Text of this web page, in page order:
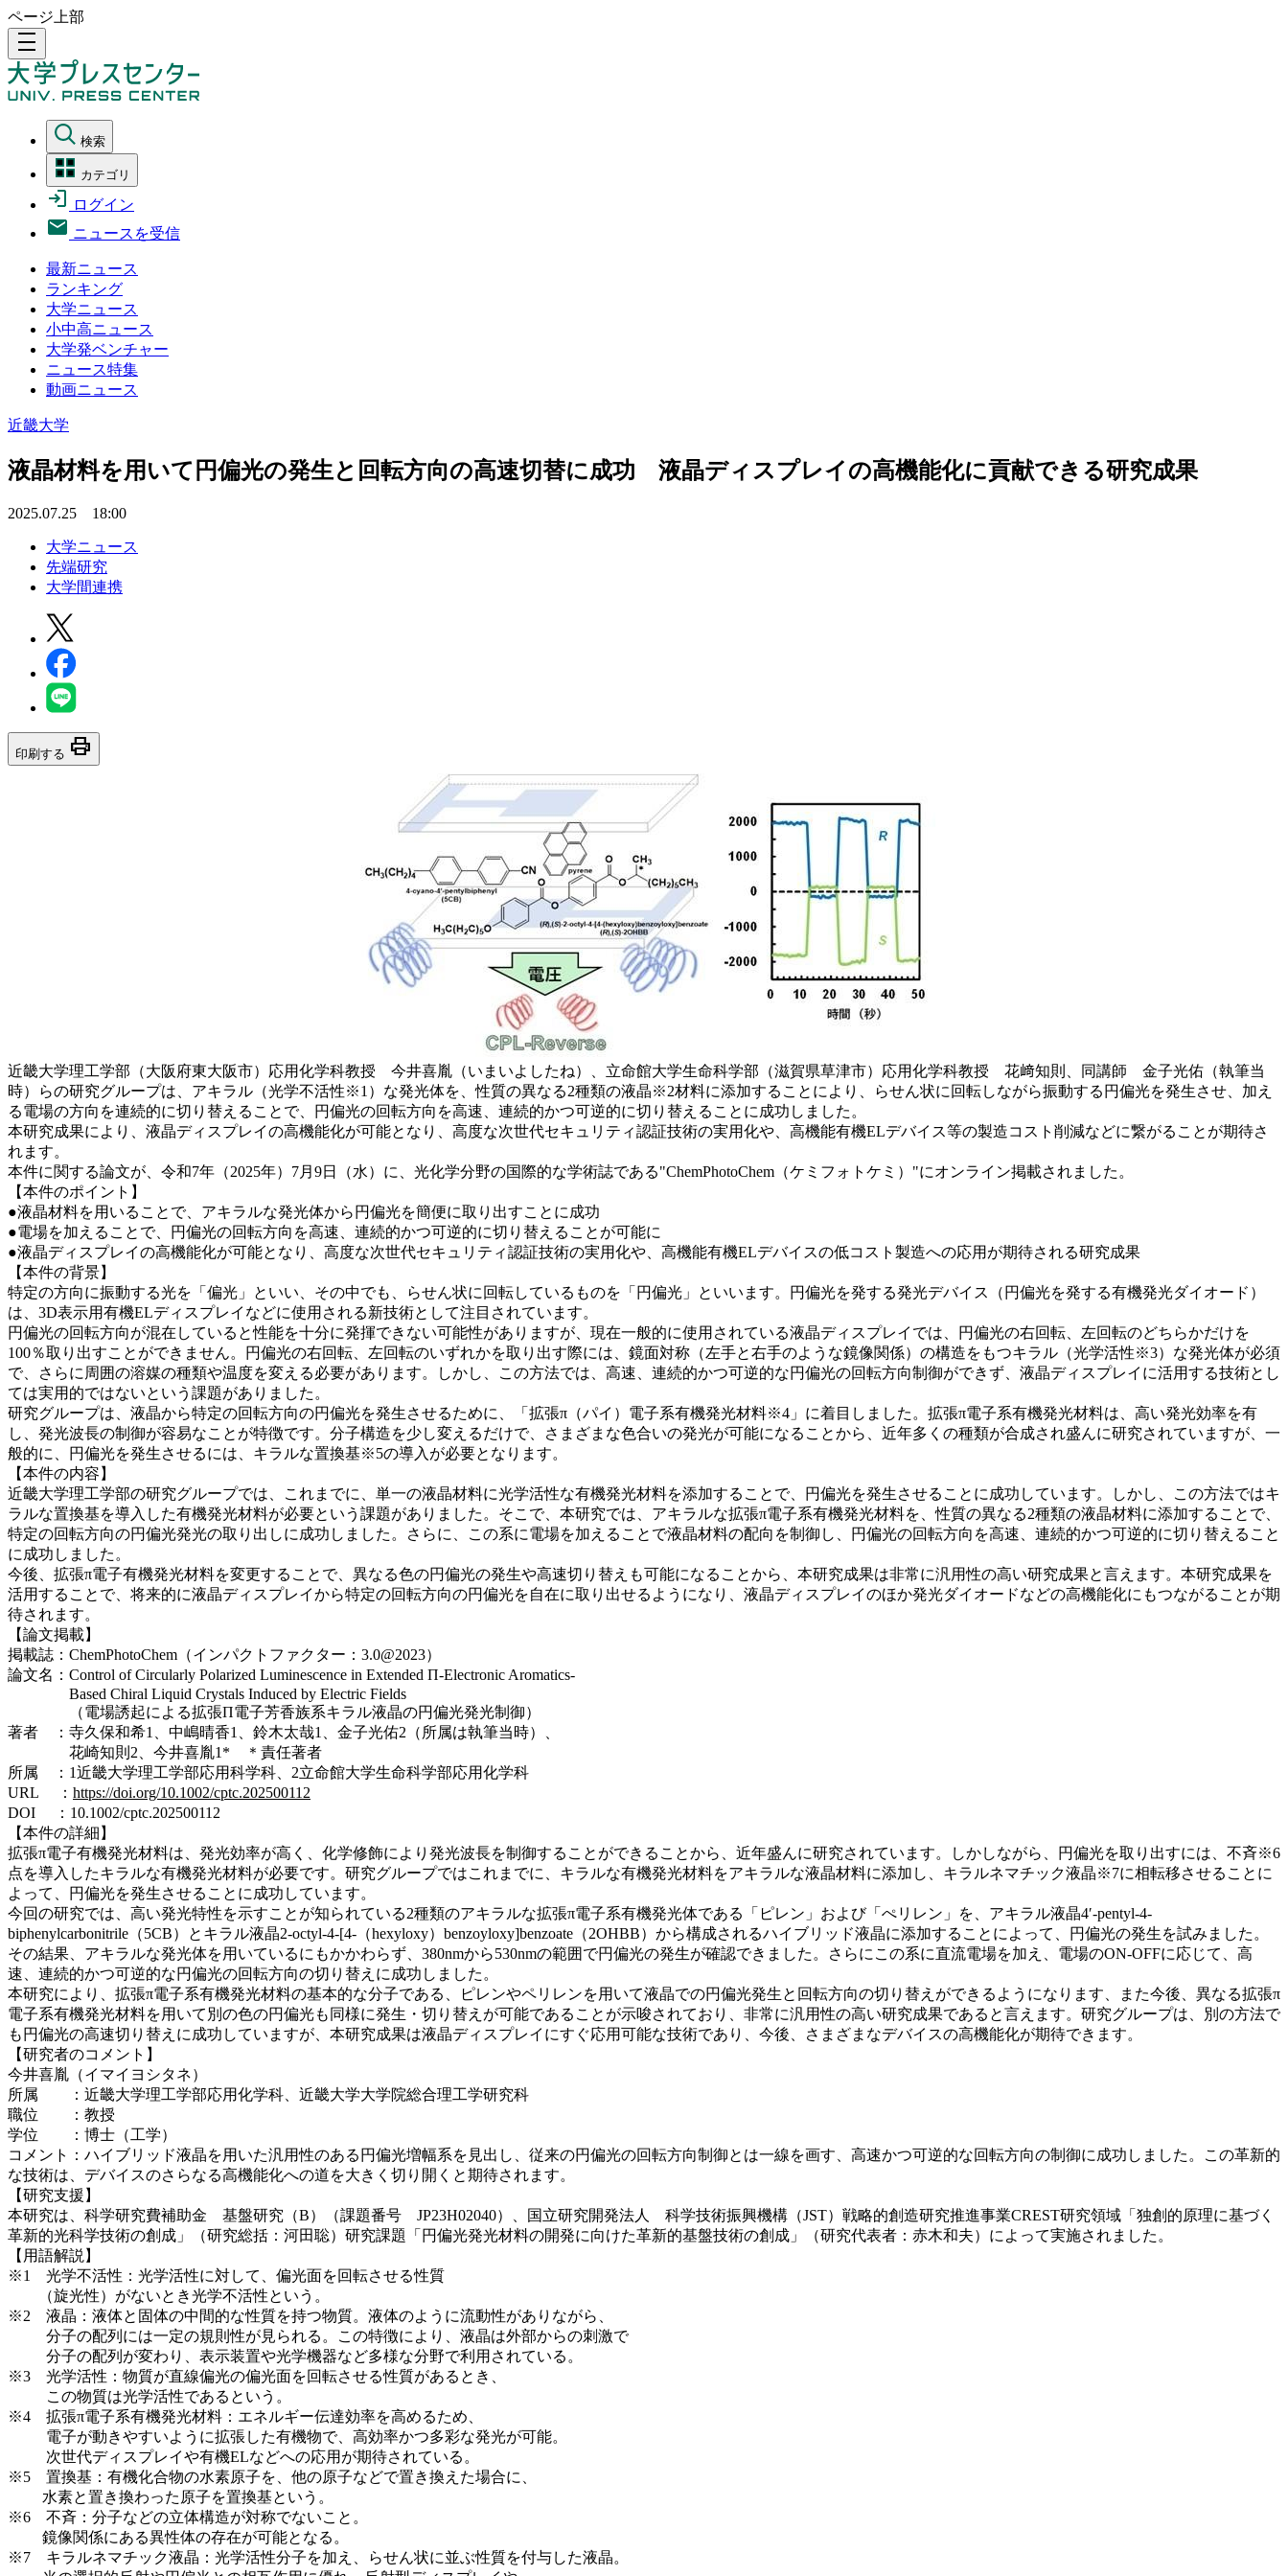
ページ上部
density_medium
検索
カテゴリ
ログイン
ニュースを受信
最新ニュース
ランキング
大学ニュース
小中高ニュース
大学発ベンチャー
ニュース特集
動画ニュース
近畿大学
液晶材料を用いて円偏光の発生と回転方向の高速切替に成功 液晶ディスプレイの高機能化に貢献できる研究成果
2025.07.25 18:00
大学ニュース
先端研究
大学間連携
印刷する print
近畿大学理工学部（大阪府東大阪市）応用化学科教授 今井喜胤（いまいよしたね）、立命館大学生命科学部（滋賀県草津市）応用化学科教授 花﨑知則、同講師 金子光佑（執筆当
時）らの研究グループは、アキラル（光学不活性※1）な発光体を、性質の異なる2種類の液晶※2材料に添加することにより、らせん状に回転しながら振動する円偏光を発生させ、加え
る電場の方向を連続的に切り替えることで、円偏光の回転方向を高速、連続的かつ可逆的に切り替えることに成功しました。
本研究成果により、液晶ディスプレイの高機能化が可能となり、高度な次世代セキュリティ認証技術の実用化や、高機能有機ELデバイス等の製造コスト削減などに繋がることが期待さ
れます。
本件に関する論文が、令和7年（2025年）7月9日（水）に、光化学分野の国際的な学術誌である"ChemPhotoChem（ケミフォトケミ）"にオンライン掲載されました。
【本件のポイント】
●液晶材料を用いることで、アキラルな発光体から円偏光を簡便に取り出すことに成功
●電場を加えることで、円偏光の回転方向を高速、連続的かつ可逆的に切り替えることが可能に
●液晶ディスプレイの高機能化が可能となり、高度な次世代セキュリティ認証技術の実用化や、高機能有機ELデバイスの低コスト製造への応用が期待される研究成果
【本件の背景】
特定の方向に振動する光を「偏光」といい、その中でも、らせん状に回転しているものを「円偏光」といいます。円偏光を発する発光デバイス（円偏光を発する有機発光ダイオード）
は、3D表示用有機ELディスプレイなどに使用される新技術として注目されています。
円偏光の回転方向が混在していると性能を十分に発揮できない可能性がありますが、現在一般的に使用されている液晶ディスプレイでは、円偏光の右回転、左回転のどちらかだけを
100％取り出すことができません。円偏光の右回転、左回転のいずれかを取り出す際には、鏡面対称（左手と右手のような鏡像関係）の構造をもつキラル（光学活性※3）な発光体が必須
で、さらに周囲の溶媒の種類や温度を変える必要があります。しかし、この方法では、高速、連続的かつ可逆的な円偏光の回転方向制御ができず、液晶ディスプレイに活用する技術とし
ては実用的ではないという課題がありました。
研究グループは、液晶から特定の回転方向の円偏光を発生させるために、「拡張π（パイ）電子系有機発光材料※4」に着目しました。拡張π電子系有機発光材料は、高い発光効率を有
し、発光波長の制御が容易なことが特徴です。分子構造を少し変えるだけで、さまざまな色合いの発光が可能になることから、近年多くの種類が合成され盛んに研究されていますが、一
般的に、円偏光を発生させるには、キラルな置換基※5の導入が必要となります。
【本件の内容】
近畿大学理工学部の研究グループでは、これまでに、単一の液晶材料に光学活性な有機発光材料を添加することで、円偏光を発生させることに成功しています。しかし、この方法ではキ
ラルな置換基を導入した有機発光材料が必要という課題がありました。そこで、本研究では、アキラルな拡張π電子系有機発光材料を、性質の異なる2種類の液晶材料に添加することで、
特定の回転方向の円偏光発光の取り出しに成功しました。さらに、この系に電場を加えることで液晶材料の配向を制御し、円偏光の回転方向を高速、連続的かつ可逆的に切り替えること
に成功しました。
今後、拡張π電子有機発光材料を変更することで、異なる色の円偏光の発生や高速切り替えも可能になることから、本研究成果は非常に汎用性の高い研究成果と言えます。本研究成果を
活用することで、将来的に液晶ディスプレイから特定の回転方向の円偏光を自在に取り出せるようになり、液晶ディスプレイのほか発光ダイオードなどの高機能化にもつながることが期
待されます。
【論文掲載】
掲載誌：ChemPhotoChem（インパクトファクター：3.0@2023）
論文名：Control of Circularly Polarized Luminescence in Extended Π-Electronic Aromatics-
Based Chiral Liquid Crystals Induced by Electric Fields
（電場誘起による拡張Π電子芳香族系キラル液晶の円偏光発光制御）
著者 ：寺久保和希1、中嶋晴香1、鈴木太哉1、金子光佑2（所属は執筆当時）、
花崎知則2、今井喜胤1* ＊責任著者
所属 ：1近畿大学理工学部応用科学科、2立命館大学生命科学部応用化学科
URL ： https://doi.org/10.1002/cptc.202500112
DOI ：10.1002/cptc.202500112
【本件の詳細】
拡張π電子有機発光材料は、発光効率が高く、化学修飾により発光波長を制御することができることから、近年盛んに研究されています。しかしながら、円偏光を取り出すには、不斉※6
点を導入したキラルな有機発光材料が必要です。研究グループではこれまでに、キラルな有機発光材料をアキラルな液晶材料に添加し、キラルネマチック液晶※7に相転移させることに
よって、円偏光を発生させることに成功しています。
今回の研究では、高い発光特性を示すことが知られている2種類のアキラルな拡張π電子系有機発光体である「ピレン」および「ぺリレン」を、アキラル液晶4′-pentyl-4-
biphenylcarbonitrile（5CB）とキラル液晶2-octyl-4-[4-（hexyloxy）benzoyloxy]benzoate（2OHBB）から構成されるハイブリッド液晶に添加することによって、円偏光の発生を試みました。
その結果、アキラルな発光体を用いているにもかかわらず、380nmから530nmの範囲で円偏光の発生が確認できました。さらにこの系に直流電場を加え、電場のON-OFFに応じて、高
速、連続的かつ可逆的な円偏光の回転方向の切り替えに成功しました。
本研究により、拡張π電子系有機発光材料の基本的な分子である、ピレンやペリレンを用いて液晶での円偏光発生と回転方向の切り替えができるようになります、また今後、異なる拡張π
電子系有機発光材料を用いて別の色の円偏光も同様に発生・切り替えが可能であることが示唆されており、非常に汎用性の高い研究成果であると言えます。研究グループは、別の方法で
も円偏光の高速切り替えに成功していますが、本研究成果は液晶ディスプレイにすぐ応用可能な技術であり、今後、さまざまなデバイスの高機能化が期待できます。
【研究者のコメント】
今井喜胤（イマイヨシタネ）
所属 ：近畿大学理工学部応用化学科、近畿大学大学院総合理工学研究科
職位 ：教授
学位 ：博士（工学）
コメント：ハイブリッド液晶を用いた汎用性のある円偏光増幅系を見出し、従来の円偏光の回転方向制御とは一線を画す、高速かつ可逆的な回転方向の制御に成功しました。この革新的
な技術は、デバイスのさらなる高機能化への道を大きく切り開くと期待されます。
【研究支援】
本研究は、科学研究費補助金 基盤研究（B）（課題番号 JP23H02040）、国立研究開発法人 科学技術振興機構（JST）戦略的創造研究推進事業CREST研究領域「独創的原理に基づく
革新的光科学技術の創成」（研究総括：河田聡）研究課題「円偏光発光材料の開発に向けた革新的基盤技術の創成」（研究代表者：赤木和夫）によって実施されました。
【用語解説】
※1 光学不活性：光学活性に対して、偏光面を回転させる性質
（旋光性）がないとき光学不活性という。
※2 液晶：液体と固体の中間的な性質を持つ物質。液体のように流動性がありながら、
分子の配列には一定の規則性が見られる。この特徴により、液晶は外部からの刺激で
分子の配列が変わり、表示装置や光学機器など多様な分野で利用されている。
※3 光学活性：物質が直線偏光の偏光面を回転させる性質があるとき、
この物質は光学活性であるという。
※4 拡張π電子系有機発光材料：エネルギー伝達効率を高めるため、
電子が動きやすいように拡張した有機物で、高効率かつ多彩な発光が可能。
次世代ディスプレイや有機ELなどへの応用が期待されている。
※5 置換基：有機化合物の水素原子を、他の原子などで置き換えた場合に、
水素と置き換わった原子を置換基という。
※6 不斉：分子などの立体構造が対称でないこと。
鏡像関係にある異性体の存在が可能となる。
※7 キラルネマチック液晶：光学活性分子を加え、らせん状に並ぶ性質を付与した液晶。